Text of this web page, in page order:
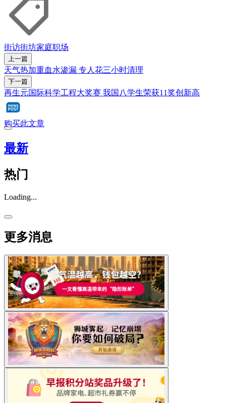
街访街坊家庭职场
上一篇
天气热加重血水渗漏 专人花三小时清理
下一篇
再生元国际科学工程大奖赛 我国八学生荣获11奖创新高
购买此文章
最新
热门
Loading...
更多消息